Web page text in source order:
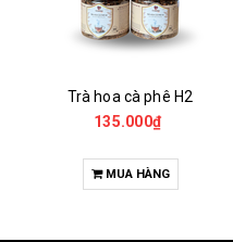
Trà hoa cà phê H2
135.000₫
MUA HÀNG